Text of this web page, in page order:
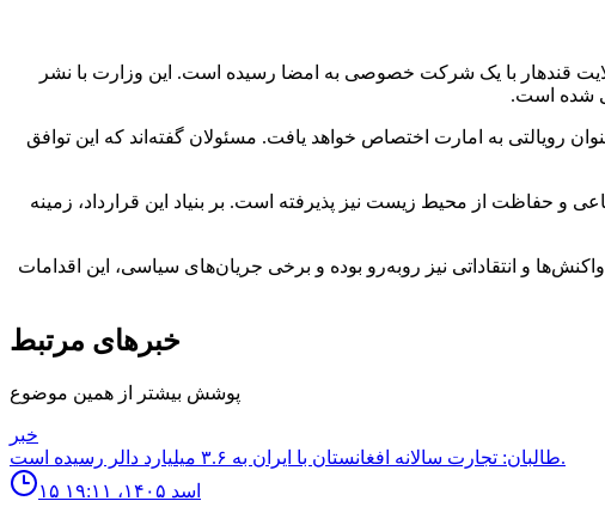
قندهار با یک شرکت خصوصی به امضا رسیده است. این وزارت با نشر
تنظیم شده و بر اساس آن، ۳۵ درصد از عواید پروسس‌شده به عنوان رویالتی به امارت اختصاص خواهد یافت. مسئولان گفته‌اند که این توافق
و حفاظت از محیط زیست نیز پذیرفته است. بر بنیاد این قرارداد، زمینه
و انتقاداتی نیز روبه‌رو بوده و برخی جریان‌های سیاسی، این اقدامات
خبرهای مرتبط
پوشش بیشتر از همین موضوع
خبر
طالبان: تجارت سالانه افغانستان با ایران به ۳.۶ میلیارد دالر رسیده است.
۱۵ اسد ۱۴۰۵، ۱۹:۱۱